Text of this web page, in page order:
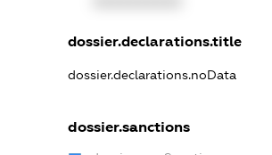
dossier.declarations.title
dossier.declarations.noData
dossier.sanctions